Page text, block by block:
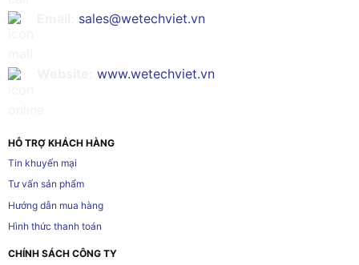
sales@wetechviet.vn
www.wetechviet.vn
HỖ TRỢ KHÁCH HÀNG
Tin khuyến mại
Tư vấn sản phẩm
Hướng dẫn mua hàng
Hình thức thanh toán
CHÍNH SÁCH CÔNG TY